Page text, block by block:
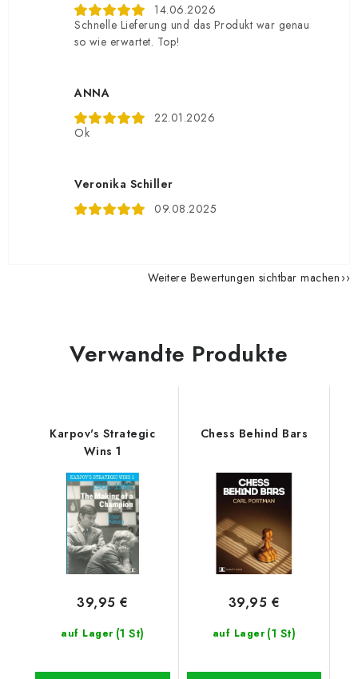
14.06.2026
Schnelle Lieferung und das Produkt war genau
so wie erwartet. Top!
ANNA
22.01.2026
Ok
Veronika Schiller
09.08.2025
Weitere Bewertungen sichtbar machen
Verwandte Produkte
Karpov's Strategic
Wins 1
auf Lager (1 St)
39,95 €
Chess Behind Bars
auf Lager (1 St)
39,95 €